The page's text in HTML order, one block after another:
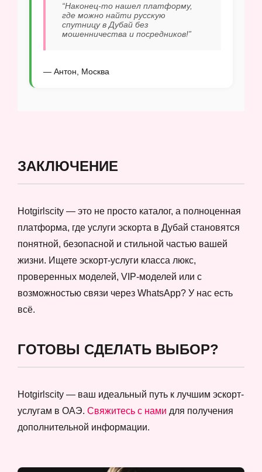
“Наконец-то нашел платформу,
где можно найти русскую
спутницу в Дубай без
мошенничества и посредников!”
— Антон, Москва
ЗАКЛЮЧЕНИЕ
Hotgirlscity — это не просто каталог, а полноценная
платформа, где услуги эскорта в Дубай становятся
понятной, безопасной и стильной частью вашей
жизни. Ищете эскорт-услуги класса люкс,
проверенных моделей, VIP-моделей или с
возможностью связи через WhatsApp? У нас есть
всё.
ГОТОВЫ СДЕЛАТЬ ВЫБОР?
Hotgirlscity — ваш идеальный путь к лучшим эскорт-
услугам в ОАЭ. Свяжитесь с нами для получения
дополнительной информации.